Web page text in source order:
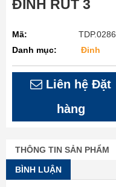
ĐINH RÚT 3
Mã:
TDP.0286
Danh mục:
Đinh
Liên hệ Đặt
hàng
THÔNG TIN SẢN PHẨM
BÌNH LUẬN